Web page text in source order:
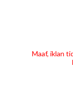
Maaf, iklan